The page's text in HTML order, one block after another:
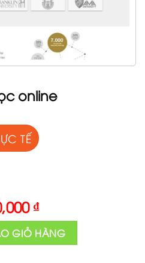
online
TẾ
₫.
₫Current
price
is:
5,000,000 ₫.
lượng
GIỎ HÀNG